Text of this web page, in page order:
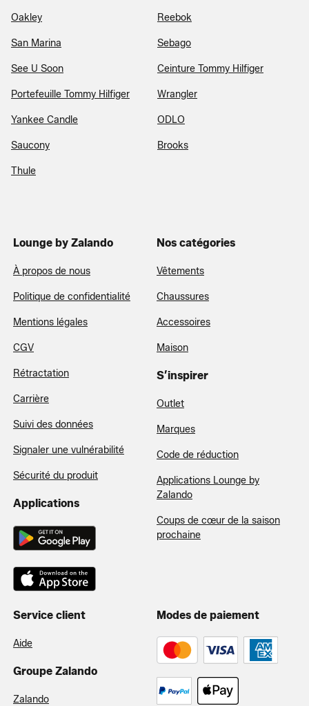
Oakley Reebok
San Marina Sebago
See U Soon Ceinture Tommy Hilfiger
Portefeuille Tommy Hilfiger Wrangler
Yankee Candle ODLO
Saucony Brooks
Thule
Lounge by Zalando
À propos de nous
Politique de confidentialité
Mentions légales
CGV
Rétractation
Carrière
Suivi des données
Signaler une vulnérabilité
Sécurité du produit
Applications
Nos catégories
Vêtements
Chaussures
Accessoires
Maison
S’inspirer
Outlet
Marques
Code de réduction
Applications Lounge by
Zalando
Coups de cœur de la saison
prochaine
Service client
Aide
Groupe Zalando
Zalando
Modes de paiement